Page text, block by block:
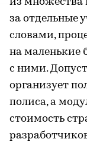
за отдельные
словами,
на маленькие
с ними.
организует
полиса, а
стоимость